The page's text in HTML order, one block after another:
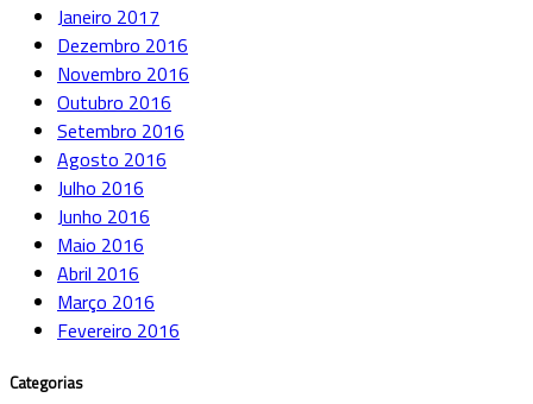
Janeiro 2017
Dezembro 2016
Novembro 2016
Outubro 2016
Setembro 2016
Agosto 2016
Julho 2016
Junho 2016
Maio 2016
Abril 2016
Março 2016
Fevereiro 2016
Categorias